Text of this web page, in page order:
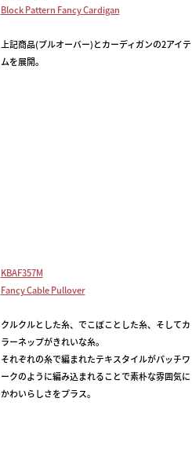
Block Pattern Fancy Cardigan
上記商品(プルオーバー)とカーディガンの2アイテ
ムを展開。
KBAF357M
Fancy Cable Pullover
クルクルとした糸、でこぼことした糸、そしてカ
ラーネップがきれいな糸。
それぞれの糸で編まれたテキスタイルがパッチワ
ークのように編み込まれることで素朴な雰囲気に
かわいらしさをプラス。